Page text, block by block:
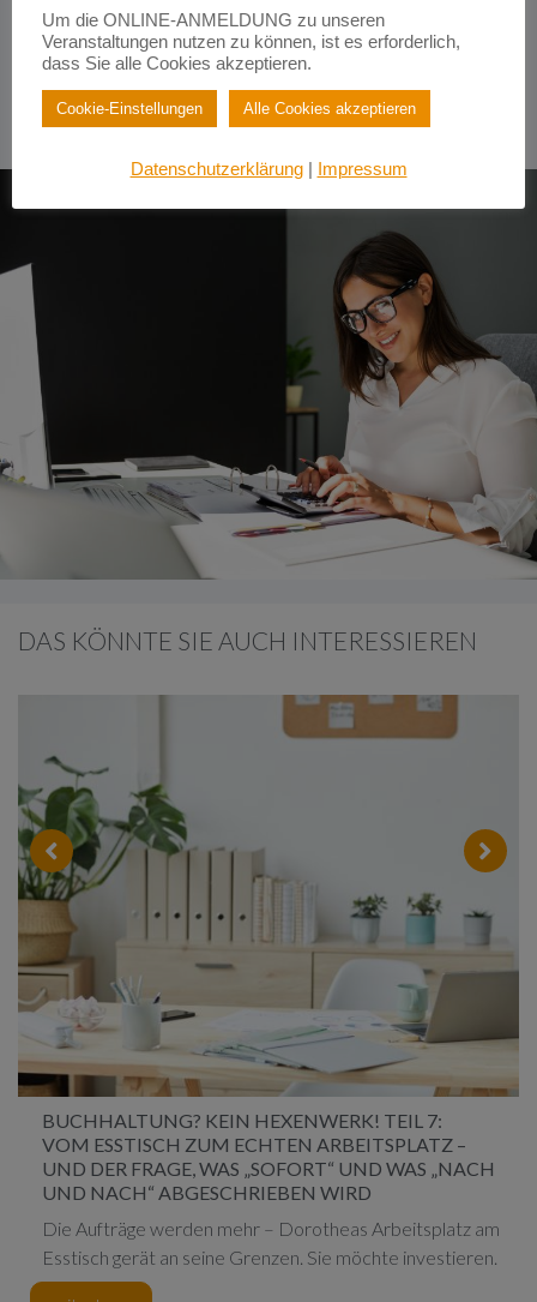
ihre ersten größeren Anschaffungen macht.
Heike Fohrmann – www.hfohrmann.de –
www.jahreskreis-der-buchhaltung.de
DAS KÖNNTE SIE AUCH INTERESSIEREN
BUCHHALTUNG? KEIN HEXENWERK! TEIL 7:
VOM ESSTISCH ZUM ECHTEN ARBEITSPLATZ –
UND DER FRAGE, WAS „SOFORT“ UND WAS „NACH
UND NACH“ ABGESCHRIEBEN WIRD
Die Aufträge werden mehr – Dorotheas Arbeitsplatz am
Esstisch gerät an seine Grenzen. Sie möchte investieren.
Um die ONLINE-ANMELDUNG zu unseren
Veranstaltungen nutzen zu können, ist es erforderlich,
dass Sie alle Cookies akzeptieren.
Cookie-Einstellungen Alle Cookies akzeptieren
Datenschutzerklärung| Impressum